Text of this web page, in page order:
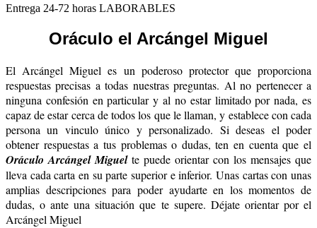
Entrega 24-72 horas LABORABLES
Oráculo el Arcángel Miguel
El Arcángel Miguel es un poderoso protector que proporciona
respuestas precisas a todas nuestras preguntas. Al no pertenecer a
ninguna confesión en particular y al no estar limitado por nada, es
capaz de estar cerca de todos los que le llaman, y establece con cada
persona un vinculo único y personalizado. Si deseas el poder
obtener respuestas a tus problemas o dudas, ten en cuenta que el
Oráculo Arcángel Miguelte puede orientar con los mensajes que
lleva cada carta en su parte superior e inferior. Unas cartas con unas
amplias descripciones para poder ayudarte en los momentos de
dudas, o ante una situación que te supere. Déjate orientar por el
Arcángel Miguel